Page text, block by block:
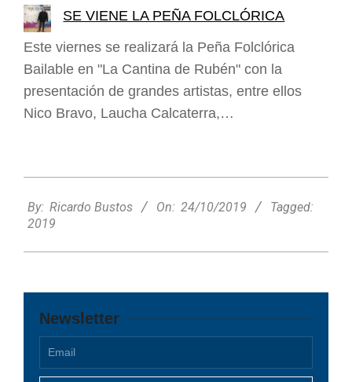
SE VIENE LA PEÑA FOLCLÓRICA
Este viernes se realizará la Peña Folclórica
Bailable en "La Cantina de Rubén" con la
presentación de grandes artistas, entre ellos
Nico Bravo, Laucha Calcaterra,…
10-
24
By: Ricardo Bustos On: 24/10/2019
Tagged:
2019
Newsletter